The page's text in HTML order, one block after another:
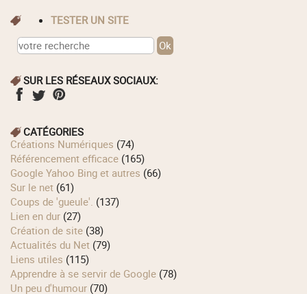
TESTER UN SITE
SUR LES RÉSEAUX SOCIAUX:
CATÉGORIES
Créations Numériques (74)
Référencement efficace (165)
Google Yahoo Bing et autres (66)
Sur le net (61)
Coups de 'gueule'. (137)
Lien en dur (27)
Création de site (38)
Actualités du Net (79)
Liens utiles (115)
Apprendre à se servir de Google (78)
Un peu d'humour (70)